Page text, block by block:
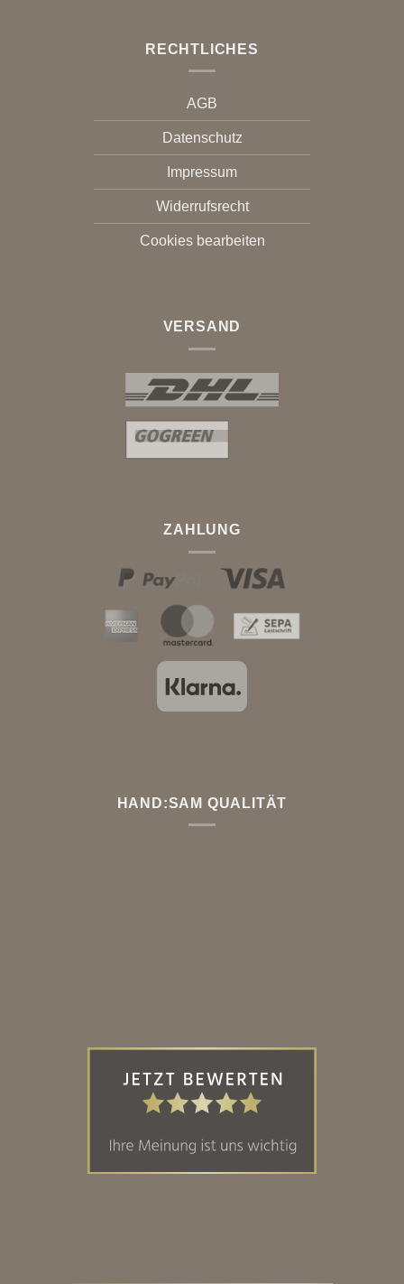
RECHTLICHES
AGB
Datenschutz
Impressum
Widerrufsrecht
Cookies bearbeiten
VERSAND
ZAHLUNG
HAND:SAM QUALITÄT